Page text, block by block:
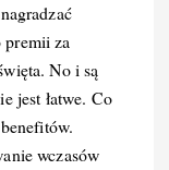
za
No i są
jest łatwe. Co
wczasów